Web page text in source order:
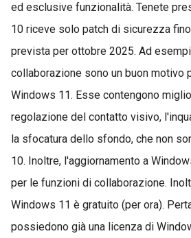
ed esclusive funzionalità. Tenete
10 riceve solo patch di sicurezza
prevista per ottobre 2025. Ad
collaborazione sono un buon motivo
Windows 11. Esse contengono
regolazione del contatto visivo,
la sfocatura dello sfondo, che non
10. Inoltre, l'aggiornamento a
per le funzioni di collaborazione.
Windows 11 è gratuito (per ora).
possiedono già una licenza di